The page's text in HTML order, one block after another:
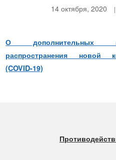
14 октября, 2020
О дополнительных
распространения новой
(COVID-19)